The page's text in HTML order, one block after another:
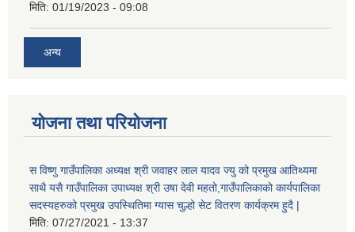
मिति: 01/19/2023 - 09:08
अन्य
योजना तथा परियोजना
स विष्णु गाउँपालिका अध्यक्ष श्री जवाहर लाल यादव ज्यु को प्रमुख आतिथ्यमा
साथै यसै गाउँपालिका उपाध्यक्ष श्री उषा देवी महतो,गाउँपालिकाको कार्यपालिका
सदस्यहरुको प्रमुख उपस्थितिमा ग्यास चुल्हो सेट वितरण कार्यक्रम हुदै |
मिति: 07/27/2021 - 13:37